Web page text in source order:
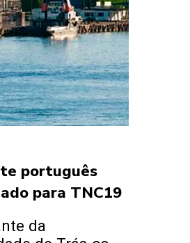
português
para TNC19
da